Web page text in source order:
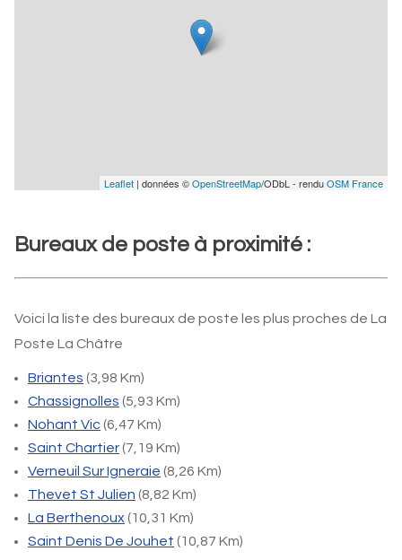
Leaflet | données ©OpenStreetMap/ODbL - renduOSM France
Bureaux de poste à proximité :
Voici la liste des bureaux de poste les plus proches de La
Poste La Châtre
Briantes (3,98 Km)
Chassignolles (5,93 Km)
Nohant Vic(6,47 Km)
Saint Chartier(7,19 Km)
Verneuil Sur Igneraie (8,26 Km)
Thevet St Julien (8,82 Km)
La Berthenoux(10,31 Km)
Saint Denis De Jouhet (10,87 Km)